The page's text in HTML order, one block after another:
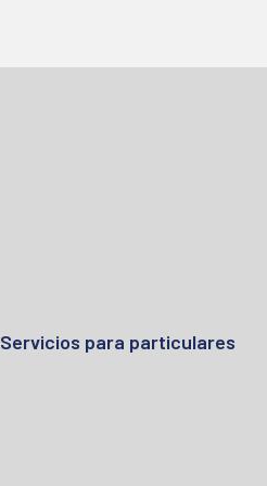
Servicios para particulares